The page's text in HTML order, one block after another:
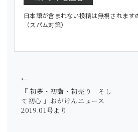
日本語が含まれない投稿は無視されます
（スパム対策）
『 初夢・初詣・初売り そし
て初心 』おがけんニュース
2019.01号より
←